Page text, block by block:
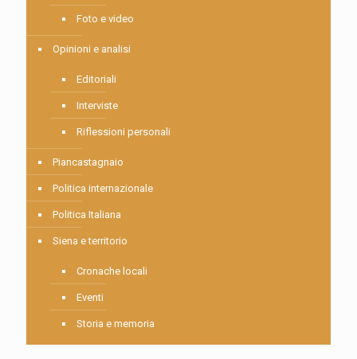
Foto e video
Opinioni e analisi
Editoriali
Interviste
Riflessioni personali
Piancastagnaio
Politica internazionale
Politica Italiana
Siena e territorio
Cronache locali
Eventi
Storia e memoria